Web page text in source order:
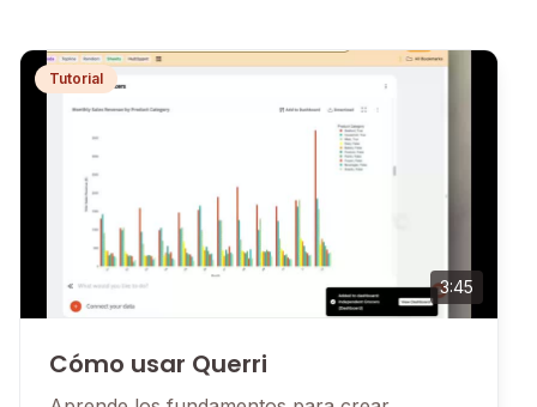
3:45
Tutorial
Cómo usar Querri